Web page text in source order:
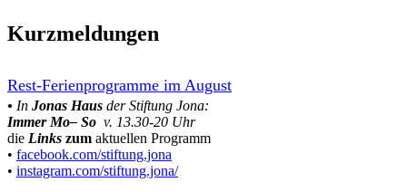
Kurzmeldungen
Rest-Ferienprogramme im August
• In Jonas Haus der Stiftung Jona:
Immer Mo– So v. 13.30-20 Uhr
die Links zum aktuellen Programm
• facebook.com/stiftung.jona
• instagram.com/stiftung.jona/